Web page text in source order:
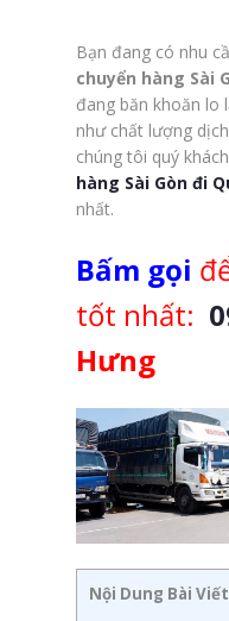
Bạn đang có nhu
chuyển hàng Sài
đang băn khoăn lo
như chất lượng
chúng tôi quý
hàng Sài Gòn đi
nhất.
Bấm gọi
tốt nhất:
Hưng
Nội Dung Bài Viết